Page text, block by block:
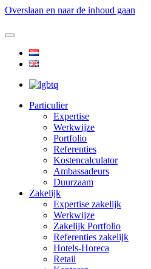
Overslaan en naar de inhoud gaan
Particulier
Expertise
Werkwijze
Portfolio
Referenties
Kostencalculator
Ambassadeurs
Duurzaam
Zakelijk
Expertise zakelijk
Werkwijze
Zakelijk Portfolio
Referenties zakelijk
Hotels-Horeca
Retail